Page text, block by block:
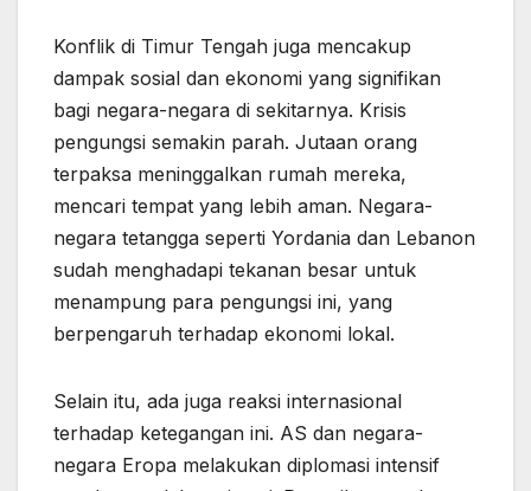
Konflik di Timur Tengah juga mencakup
dampak sosial dan ekonomi yang signifikan
bagi negara-negara di sekitarnya. Krisis
pengungsi semakin parah. Jutaan orang
terpaksa meninggalkan rumah mereka,
mencari tempat yang lebih aman. Negara-
negara tetangga seperti Yordania dan Lebanon
sudah menghadapi tekanan besar untuk
menampung para pengungsi ini, yang
berpengaruh terhadap ekonomi lokal.
Selain itu, ada juga reaksi internasional
terhadap ketegangan ini. AS dan negara-
negara Eropa melakukan diplomasi intensif